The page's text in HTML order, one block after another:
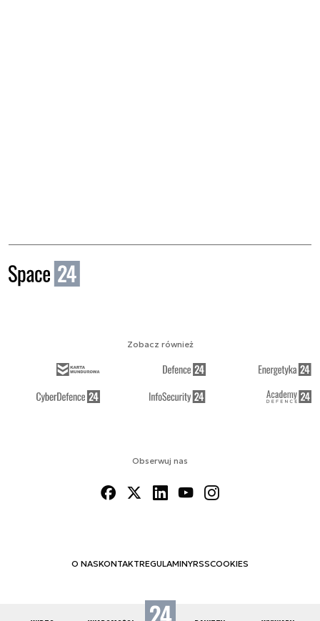
Obserwuj nas
O NASKONTAKTREGULAMINYRSSCOOKIES
Zobacz również